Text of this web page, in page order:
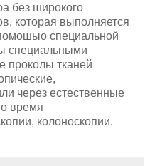
без широкого
которая выполняется
специальной
спе­циальными
проколы тканей
через естественные
время
колоноскопии.